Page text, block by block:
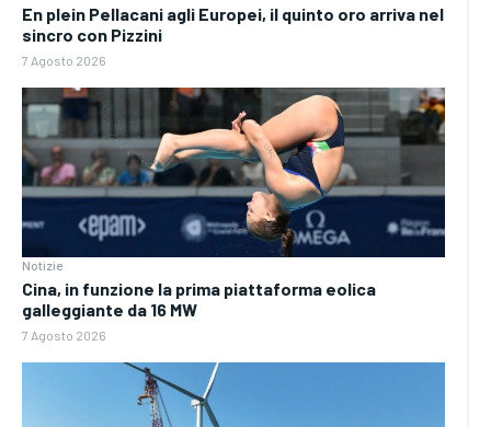
En plein Pellacani agli Europei, il quinto oro arriva nel
sincro con Pizzini
7 Agosto 2026
Notizie
Cina, in funzione la prima piattaforma eolica
galleggiante da 16 MW
7 Agosto 2026